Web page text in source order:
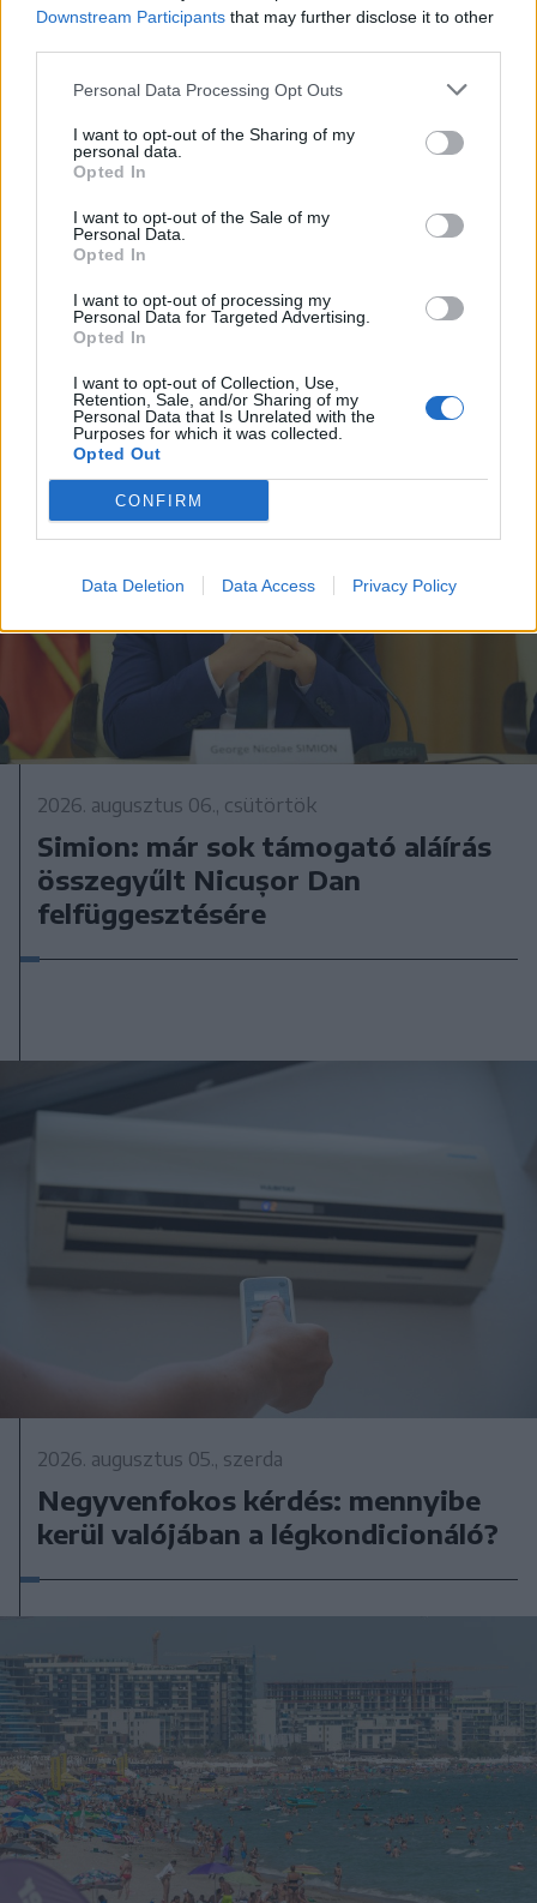
Downstream Participants that may further disclose it to other
Personal Data Processing Opt Outs
I want to opt-out of the Sharing of my
personal data.
Opted In
I want to opt-out of the Sale of my
Personal Data.
Opted In
I want to opt-out of processing my
Personal Data for Targeted Advertising.
Opted In
I want to opt-out of Collection, Use,
Retention, Sale, and/or Sharing of my
Personal Data that Is Unrelated with the
Purposes for which it was collected.
Opted Out
CONFIRM
Data Deletion Data Access Privacy Policy
Nőileg
Sándor Ella: Na, indíts, s
menjünk!
A rovat további cikkei
2026. augusztus 06., csütörtök
Simion: már sok támogató aláírás
összegyűlt Nicușor Dan
felfüggesztésére
2026. augusztus 05., szerda
Negyvenfokos kérdés: mennyibe
kerül valójában a légkondicionáló?